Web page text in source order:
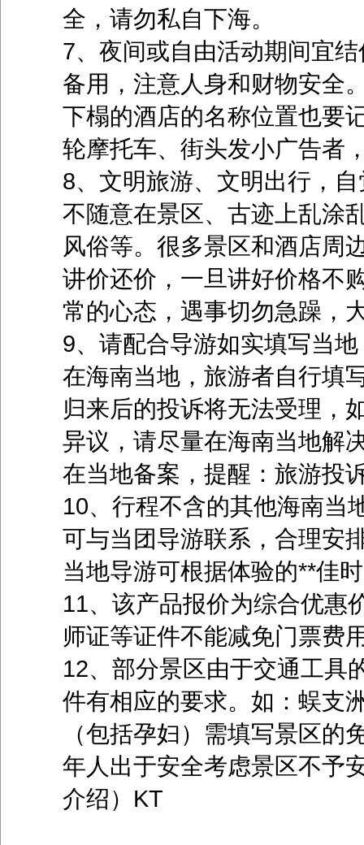
全，请勿私自下海。
7、夜间或自由活动期间宜
备用，注意人身和财物安全
下榻的酒店的名称位置也要
轮摩托车、街头发小广告者
8、文明旅游、文明出行，
不随意在景区、古迹上乱涂
风俗等。很多景区和酒店周
讲价还价，一旦讲好价格不
常的心态，遇事切勿急躁，
9、请配合导游如实填写当
在海南当地，旅游者自行填
归来后的投诉将无法受理，
异议，请尽量在海南当地解
在当地备案，提醒：旅游投
10、行程不含的其他海南当
可与当团导游联系，合理安
当地导游可根据体验的**佳
11、该产品报价为综合优惠
师证等证件不能减免门票费
12、部分景区由于交通工具
件有相应的要求。如：蜈支
（包括孕妇）需填写景区
年人出于安全考虑景区不予
介绍）KT